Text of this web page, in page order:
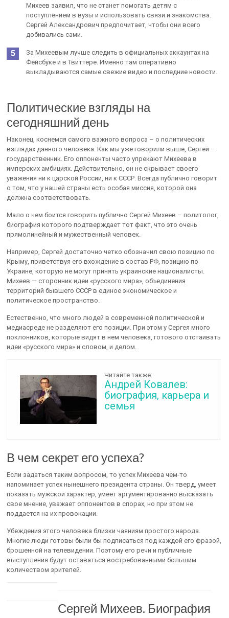
Михеев заявил, что не станет помогать детям с
поступлением в вузы и использовать связи и знакомства.
Сергей Александрович предпочитает, чтобы они всего
добивались сами.
За Михеевым лучше следить в официальных аккаунтах на
Фейсбуке и в Твиттере. Именно там оперативно
выкладываются самые свежие видео и последние новости.
Политические взгляды на
сегодняшний день
Наконец, коснемся самого важного вопроса – о политических
взглядах данного человека. Как мы уже говорили выше, Сергей –
государственник. Его оппоненты часто упрекают Михеева в
имперских амбициях. Действительно, он не скрывает своего
уважения ни к царской России, ни к СССР. Всегда публично говорит
о том, что у нашей страны есть особая миссия, которой она
должна соответствовать.
Мало о чем боится говорить публично Сергей Михеев – политолог,
биография которого подтверждает тот факт, что это очень
прямолинейный и мужественный человек.
Например, Сергей достаточно четко обозначил свою позицию по
Крыму, приветствуя его вхождение в состав РФ, позицию по
Украине, которую не могут принять украинские националисты.
Михеев — сторонник идеи «русского мира», объединения
территорий бывшего СССР в единое экономическое и
политическое пространство.
Естественно, что много людей в современной политической и
медиасреде не разделяют его позиции. При этом у Сергея много
поклонников, которые видят в нем человека, готового отстаивать
идеи «русского мира» и словом, и делом.
Читайте также:
Андрей Ковалев:
биография, карьера и
семья
В чем секрет его успеха?
Если задаться таким вопросом, то успех Михеева чем-то
напоминает успех нынешнего президента страны. Он тверд, умеет
показать мужской характер, умеет аргументированно высказать
свое мнение, уважает оппонентов в спорах, но при этом не
поддается на их провокации.
Убеждения этого человека близки чаяниям простого народа.
Многие люди готовы были бы подписаться под каждой его фразой,
брошенной на телевидении. Поэтому его речи и публичные
выступления будут оставаться востребованными большим
количеством зрителей.
Сергей Михеев. Биография